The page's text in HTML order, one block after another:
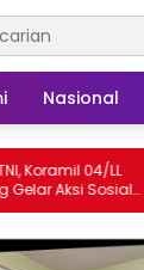
Nasional
04/LL
Aksi Sosial